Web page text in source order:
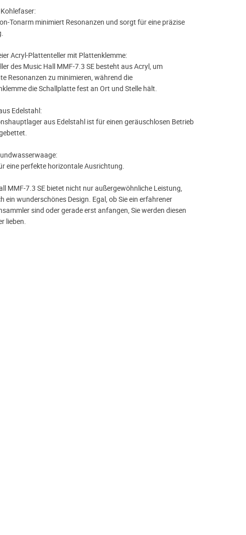
Tonarm minimiert Resonanzen und sorgt für eine präzise
Acryl-Plattenteller mit Plattenklemme:
des Music Hall MMF-7.3 SE besteht aus Acryl, um
Resonanzen zu minimieren, während die
die Schallplatte fest an Ort und Stelle hält.
Edelstahl:
aus Edelstahl ist für einen geräuschlosen Betrieb
eine perfekte horizontale Ausrichtung.
MMF-7.3 SE bietet nicht nur außergewöhnliche Leistung,
ein wunderschönes Design. Egal, ob Sie ein erfahrener
sind oder gerade erst anfangen, Sie werden diesen
lieben.